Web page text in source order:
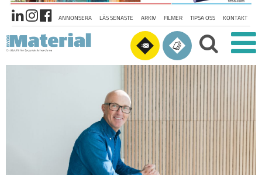
ANNONSERA LÄS SENASTE ARKIV FILMER TIPSA OSS KONTAKT